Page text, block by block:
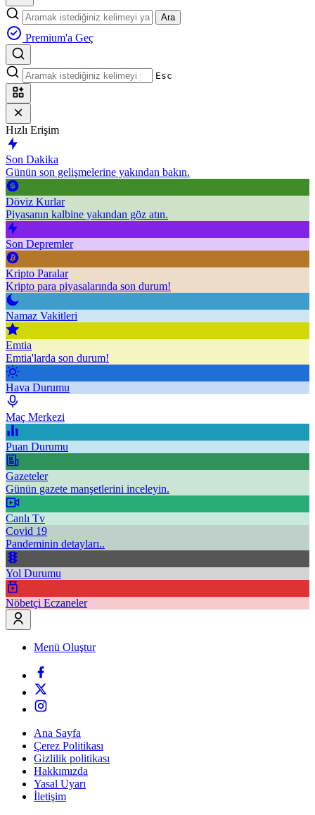
Ara
Premium'a Geç
Esc
Hızlı Erişim
Son Dakika
Günün son gelişmelerine yakından bakın.
Döviz Kurlar
Piyasanın kalbine yakından göz atın.
Son Depremler
Kripto Paralar
Kripto para piyasalarında son durum!
Namaz Vakitleri
Emtia
Emtia'larda son durum!
Hava Durumu
Maç Merkezi
Puan Durumu
Gazeteler
Günün gazete manşetlerini inceleyin.
Canlı Tv
Covid 19
Pandeminin detayları..
Yol Durumu
Nöbetçi Eczaneler
Menü Oluştur
Ana Sayfa
Çerez Politikası
Gizlilik politikası
Hakkımızda
Yasal Uyarı
İletişim